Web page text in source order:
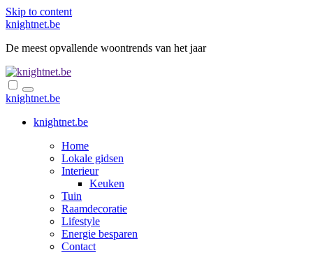
Skip to content
knightnet.be
De meest opvallende woontrends van het jaar
knightnet.be
knightnet.be
Home
Lokale gidsen
Interieur
Keuken
Tuin
Raamdecoratie
Lifestyle
Energie besparen
Contact